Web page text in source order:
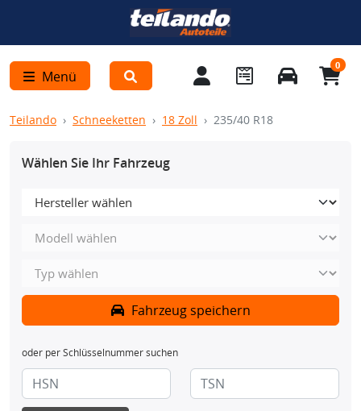
Menü
0
Teilando Schneeketten 18 Zoll 235/40 R18
Wählen Sie Ihr Fahrzeug
Fahrzeug speichern
oder per Schlüsselnummer suchen